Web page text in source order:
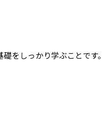
をしっかり学ぶことです。